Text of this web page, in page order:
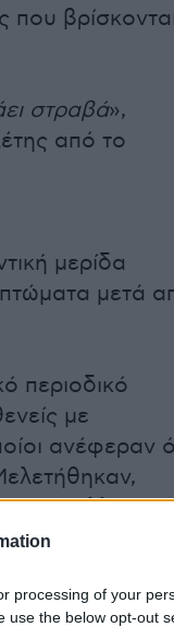
processing of your
use the below opt-out
που
στραβά»,
από το
μερίδα
μετά
περιοδικό
με
ανέφεραν
Covid αλλά
δεν
ήταν κάτω